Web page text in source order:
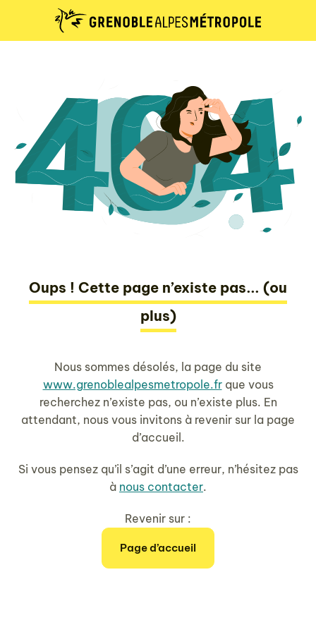
Oups ! Cette page n’existe pas... (ou
plus)
Nous sommes désolés, la page du site
www.grenoblealpesmetropole.frque vous
recherchez n’existe pas, ou n’existe plus. En
attendant, nous vous invitons à revenir sur la page
d’accueil.
Si vous pensez qu’il s’agit d’une erreur, n’hésitez pas
à nous contacter.
Revenir sur :
Page d’accueil